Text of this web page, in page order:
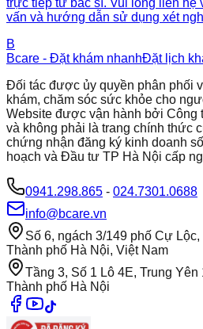
trực tiếp từ bác sĩ. Vui lòng liên
vấn và hướng dẫn sử dụng xét
B
Bcare - Đặt khám nhanhĐặt lịch
Đối tác được ủy quyền phân phối
khám, chăm sóc sức khỏe cho
Website được vận hành bởi Công
và không phải là trang chính thức
chứng nhận đăng ký kinh doanh
hoạch và Đầu tư TP Hà Nội cấp
0941.298.865 - 024.7301.0688
info@bcare.vn
Số 6, ngách 3/149 phố Cự
Thành phố Hà Nội, Việt Nam
Tầng 3, Số 1 Lô 4E, Trung
Thành phố Hà Nội